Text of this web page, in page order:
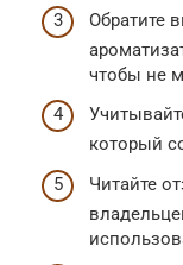
Обратите
чтобы не
который
Читайте